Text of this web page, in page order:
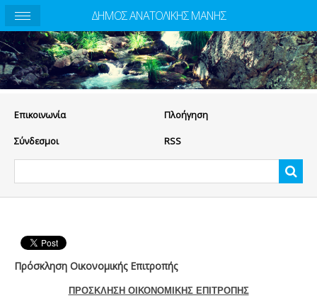
Eπικοινωνία Πλοήγηση
Σύνδεσμοι RSS
Πρόσκληση Οικονομικής Επιτροπής
ΠΡΟΣΚΛΗΣΗ ΟΙΚΟΝΟΜΙΚΗΣ ΕΠΙΤΡΟΠΗΣ
ΔΗΜΟΣ ΑΝΑΤΟΛΙΚΗΣ ΜΑΝΗΣ